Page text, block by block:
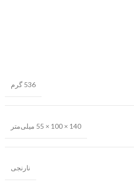
536 گرم
140 × 100 × 55 میلی‌متر
نارنجی